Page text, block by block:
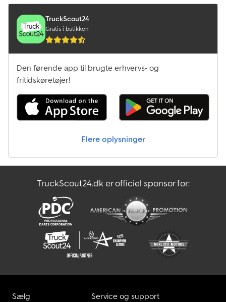
TruckScout24
Gratis i butikken
Den førende app til brugte erhvervs- og
fritidskøretøjer!
Flere oplysninger
TruckScout24.dk er officiel sponsor for:
Sælg Service og support